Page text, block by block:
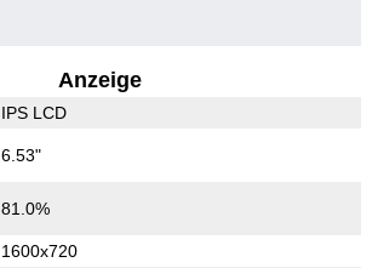
Anzeige
IPS LCD
6.53"
81.0%
1600x720